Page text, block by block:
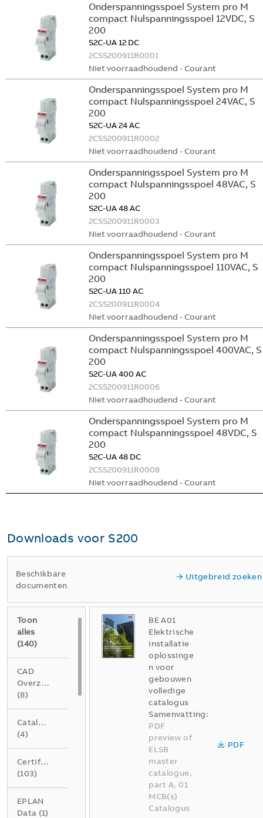
Onderspanningsspoel System pro M
compact Nulspanningsspoel 12VDC, S
200
S2C-UA 12 DC
2CSS200911R0001
Niet voorraadhoudend - Courant
Onderspanningsspoel System pro M
compact Nulspanningsspoel 24VAC, S
200
S2C-UA 24 AC
2CSS200911R0002
Niet voorraadhoudend - Courant
Onderspanningsspoel System pro M
compact Nulspanningsspoel 48VAC, S
200
S2C-UA 48 AC
2CSS200911R0003
Niet voorraadhoudend - Courant
Onderspanningsspoel System pro M
compact Nulspanningsspoel 110VAC, S
200
S2C-UA 110 AC
2CSS200911R0004
Niet voorraadhoudend - Courant
Onderspanningsspoel System pro M
compact Nulspanningsspoel 400VAC, S
200
S2C-UA 400 AC
2CSS200911R0006
Niet voorraadhoudend - Courant
Onderspanningsspoel System pro M
compact Nulspanningsspoel 48VDC, S
200
S2C-UA 48 DC
2CSS200911R0008
Niet voorraadhoudend - Courant
Downloads voor S200
Beschikbare
documenten
Uitgebreid zoeken
Toon
alles
(140)
CAD
Overzichtstekening
(8)
Catalogus
(4)
Certificaat
(103)
EPLAN
Data (1)
BE A01
Elektrische
installatie
oplossinge
n voor
gebouwen
volledige
catalogus
Samenvatting:
PDF
preview of
ELSB
master
catalogue,
part A, 01
MCB(s)
Catalogus
PDF